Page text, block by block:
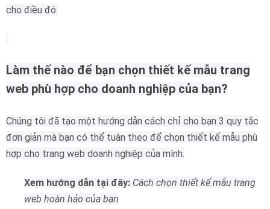
cho điều đó.
Làm thế nào để bạn chọn thiết kế mẫu trang
web phù hợp cho doanh nghiệp của bạn?
Chúng tôi đã tạo một hướng dẫn cách chỉ cho bạn 3 quy tắc
đơn giản mà bạn có thể tuân theo để chọn thiết kế mẫu phù
hợp cho trang web doanh nghiệp của mình.
Xem hướng dẫn tại đây: Cách chọn thiết kế mẫu trang
web hoàn hảo của bạn